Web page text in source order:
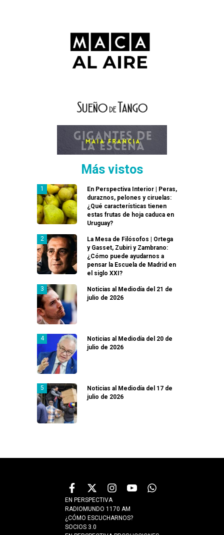
Más vistos
En Perspectiva Interior | Peras,
duraznos, pelones y ciruelas:
¿Qué características tienen
estas frutas de hoja caduca en
Uruguay?
La Mesa de Filósofos | Ortega
y Gasset, Zubiri y Zambrano:
¿Cómo puede ayudarnos a
pensar la Escuela de Madrid en
el siglo XXI?
Noticias al Mediodía del 21 de
julio de 2026
Noticias al Mediodía del 20 de
julio de 2026
Noticias al Mediodía del 17 de
julio de 2026
EN PERSPECTIVA
RADIOMUNDO 1170 AM
¿CÓMO ESCUCHARNOS?
SOCIOS 3.0